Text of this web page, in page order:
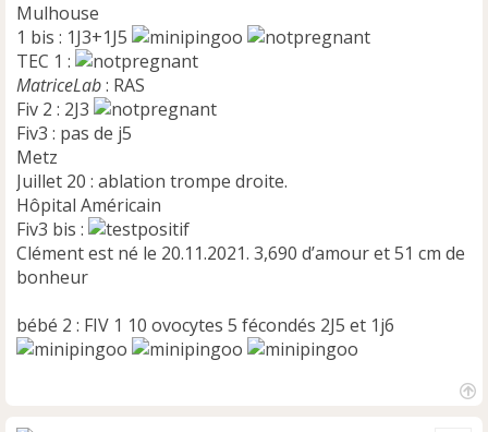
Mulhouse
1 bis : 1J3+1J5
TEC 1 :
MatriceLab: RAS
Fiv 2 : 2J3
Fiv3 : pas de j5
Metz
Juillet 20 : ablation trompe droite.
Hôpital Américain
Fiv3 bis :
Clément est né le 20.11.2021. 3,690 d’amour et 51 cm de
bonheur
bébé 2 : FIV 1 10 ovocytes 5 fécondés 2J5 et 1j6